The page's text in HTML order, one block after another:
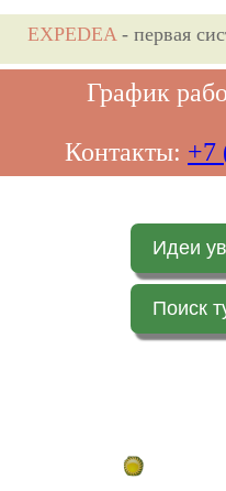
EXPEDEA- первая
График
Контакты: +7
Идеи
Поиск